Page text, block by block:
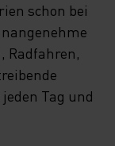
schon bei
Radfahren,
Tag und